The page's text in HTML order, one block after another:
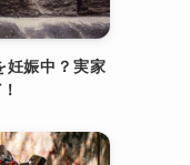
娠中？実家